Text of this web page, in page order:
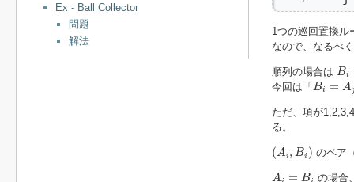
Ex - Ball Collector
問題
解法
1つの巡回置換
なので、なるべ
順列の場合は Bi
Bi
今回は「 Bi = A
Bi=A
ただ、項が
る。
(Ai, Bi )
(Ai i) のペア
A = B
Ai の場合